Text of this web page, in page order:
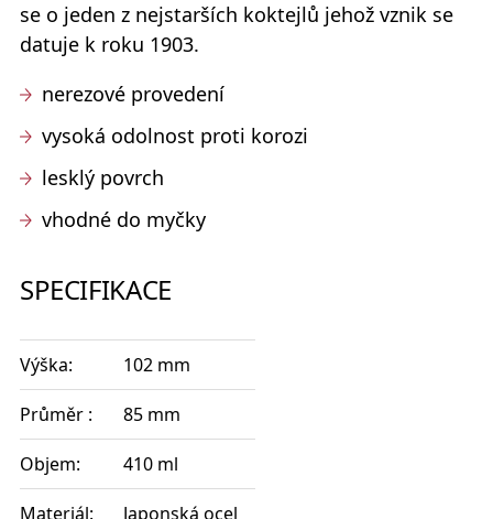
se o jeden z nejstarších koktejlů jehož vznik se
datuje k roku 1903.
nerezové provedení
vysoká odolnost proti korozi
lesklý povrch
vhodné do myčky
SPECIFIKACE
Výška: 102 mm
Průměr : 85 mm
Objem: 410 ml
Materiál: Japonská ocel